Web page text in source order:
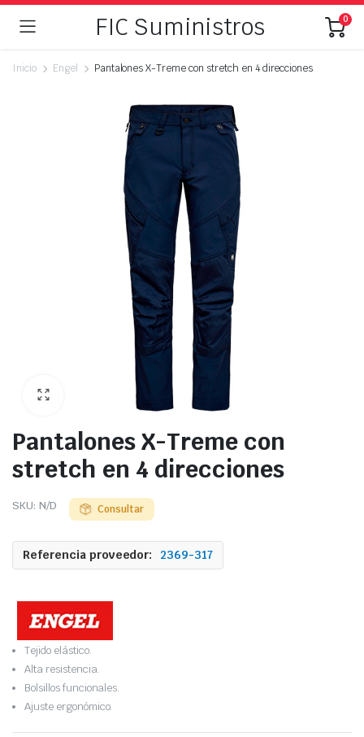
FIC Suministros 0
Inicio Engel Pantalones X-Treme con stretch en 4 direcciones
Pantalones X-Treme con
stretch en 4 direcciones
SKU: N/D Consultar
Referencia proveedor: 2369-317
Tejido elástico.
Alta resistencia.
Bolsillos funcionales.
Ajuste ergonómico.